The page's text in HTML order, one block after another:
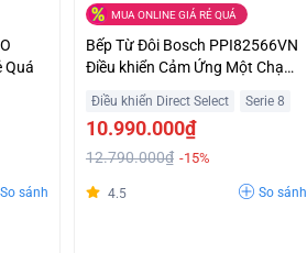
Quá
So sánh
MUA ONLINE GIÁ RẺ QUÁ
Bếp Từ Đôi Bosch PPI82566VN
Điều khiển Cảm Ứng Một Chạm
Điều khiển Direct Select Serie 8
10.990.000₫
12.790.000₫ -15%
4.5 So sánh